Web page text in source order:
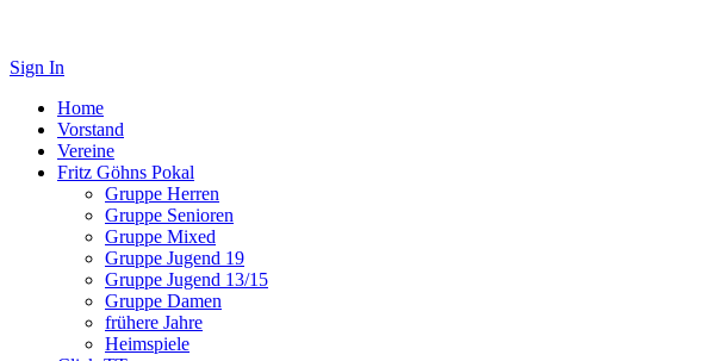
Sign In
Home
Vorstand
Vereine
Fritz Göhns Pokal
Gruppe Herren
Gruppe Senioren
Gruppe Mixed
Gruppe Jugend 19
Gruppe Jugend 13/15
Gruppe Damen
frühere Jahre
Heimspiele